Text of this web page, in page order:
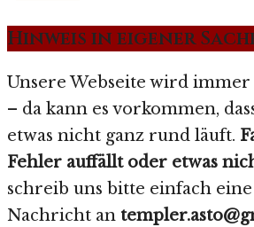
Hinweis in eigener
Unsere Webseite wird
– da kann es vorkommen,
etwas nicht ganz rund läuft.
Fehler auffällt oder etwas
schreib uns bitte einfach
Nachricht an